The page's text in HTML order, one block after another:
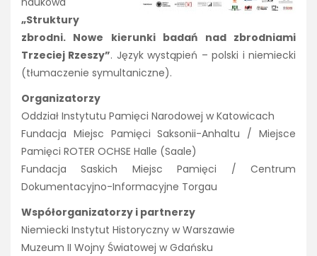
„Struktury
zbrodni. Nowe kierunki badań nad zbrodniami
Trzeciej Rzeszy”. Język wystąpień – polski i niemiecki
(tłumaczenie symultaniczne).
Organizatorzy
Oddział Instytutu Pamięci Narodowej w Katowicach
Fundacja Miejsc Pamięci Saksonii-Anhaltu / Miejsce
Pamięci ROTER OCHSE Halle (Saale)
Fundacja Saskich Miejsc Pamięci / Centrum
Dokumentacyjno-Informacyjne Torgau
Współorganizatorzy i partnerzy
Niemiecki Instytut Historyczny w Warszawie
Muzeum II Wojny Światowej w Gdańsku